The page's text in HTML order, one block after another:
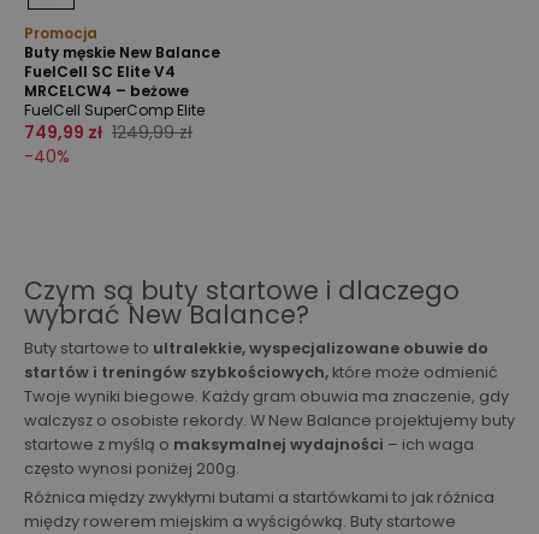
Promocja
Buty męskie New Balance
FuelCell SC Elite V4
MRCELCW4 – beżowe
FuelCell SuperComp Elite
749,99 zł 1249,99 zł
-40%
Czym są buty startowe i dlaczego
wybrać New Balance?
Buty startowe to ultralekkie, wyspecjalizowane obuwie do
startów i treningów szybkościowych, które może odmienić
Twoje wyniki biegowe. Każdy gram obuwia ma znaczenie, gdy
walczysz o osobiste rekordy. W New Balance projektujemy buty
startowe z myślą o maksymalnej wydajności – ich waga
często wynosi poniżej 200g.
Różnica między zwykłymi butami a startówkami to jak różnica
między rowerem miejskim a wyścigówką. Buty startowe